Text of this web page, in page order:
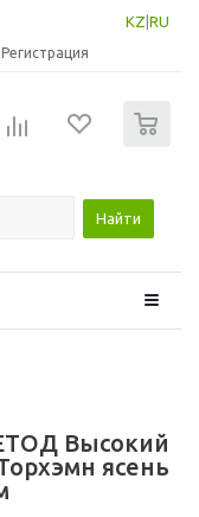
KZ RU
Регистрация
Найти
Высокий
ясень